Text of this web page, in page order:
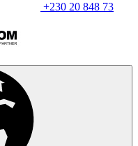
+230 20 848 73